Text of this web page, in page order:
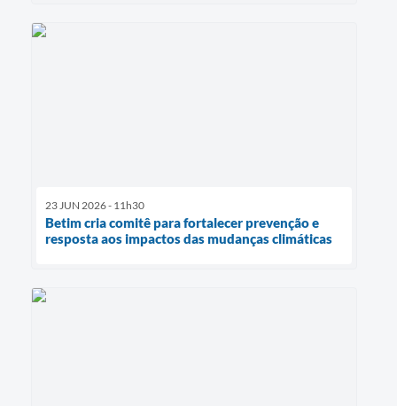
23 JUN 2026 - 11h30
Betim cria comitê para fortalecer prevenção e
resposta aos impactos das mudanças climáticas